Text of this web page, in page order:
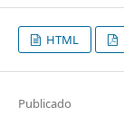
HTML
Publicado